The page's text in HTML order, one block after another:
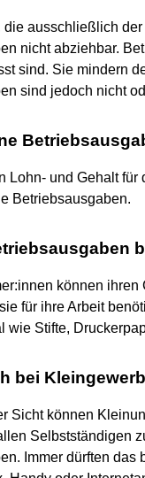
die ausschließlich
nicht abziehbar.
sind. Sie mindern
sind jedoch nicht
Lohn- und Gehalt
Betriebsausgaben.
können ihren
für ihre Arbeit
wie Stifte,
bei
Sicht können
Selbstständigen
Immer dürften